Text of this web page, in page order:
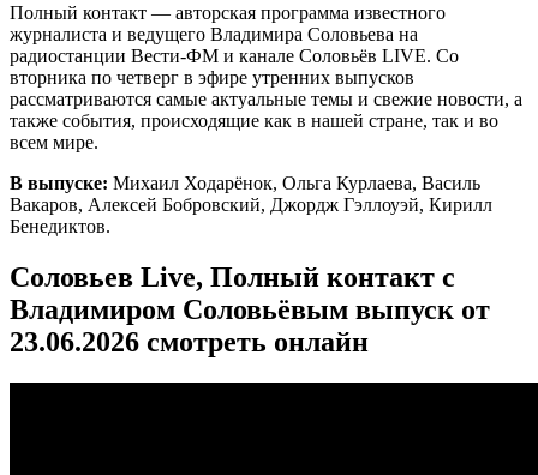
Полный контакт — авторская программа известного
журналиста и ведущего Владимира Соловьева на
радиостанции Вести-ФМ и канале Соловьёв LIVE. Со
вторника по четверг в эфире утренних выпусков
рассматриваются самые актуальные темы и свежие новости, а
также события, происходящие как в нашей стране, так и во
всем мире.
В выпуске: Михаил Ходарёнок, Ольга Курлаева, Василь
Вакаров, Алексей Бобровский, Джордж Гэллоуэй, Кирилл
Бенедиктов.
Соловьев Live, Полный контакт с
Владимиром Соловьёвым выпуск от
23.06.2026 смотреть онлайн